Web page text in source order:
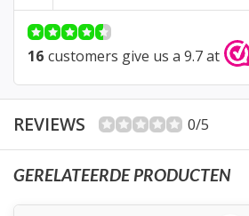
16 customers give us a 9.7 at
REVIEWS 0/5
GERELATEERDE PRODUCTEN